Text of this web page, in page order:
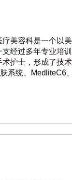
疗美容科是一个以
支经过多年专业培
术护士，形成了技
系统、MedliteC6